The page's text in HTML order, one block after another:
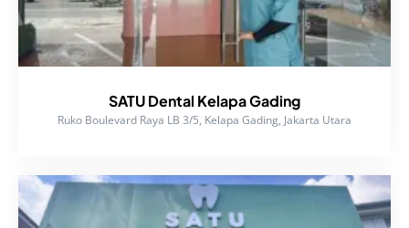
SATU Dental Kelapa Gading
Ruko Boulevard Raya LB 3/5, Kelapa Gading, Jakarta Utara